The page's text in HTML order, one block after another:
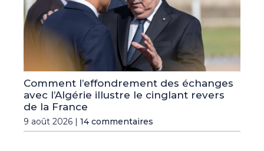
Comment l’effondrement des échanges
avec l’Algérie illustre le cinglant revers
de la France
9 août 2026 | 14 commentaires